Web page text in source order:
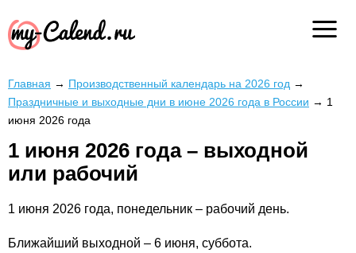
Главная → Производственный календарь на 2026 год →
Праздничные и выходные дни в июне 2026 года в России → 1
июня 2026 года
1 июня 2026 года – выходной
или рабочий
1 июня 2026 года, понедельник – рабочий день.
Ближайший выходной – 6 июня, суббота.